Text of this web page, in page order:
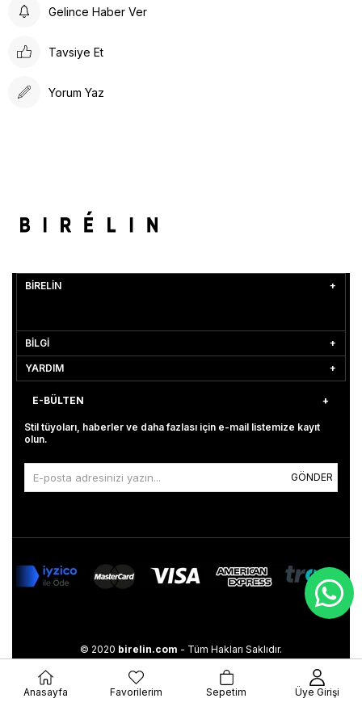
Gelince Haber Ver
Tavsiye Et
Yorum Yaz
BİRELİN
BİLGİ
YARDIM
E-BÜLTEN
Stil tüyoları, haberler ve daha fazlası için e-mail listemize kayıt
olun.
GÖNDER
© 2020 birelin.com - Tüm Hakları Saklıdır.
Anasayfa Favorilerim Sepetim Üye Girişi